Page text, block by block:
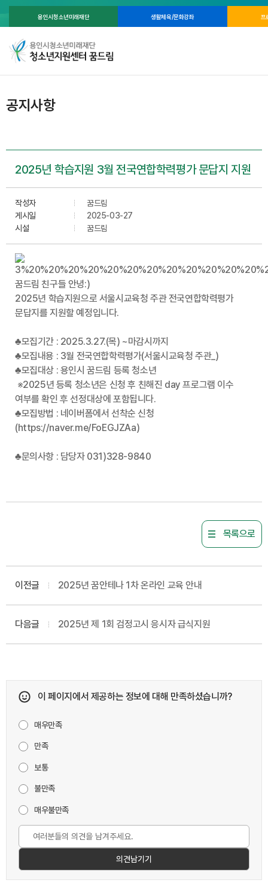
용인시청소년미래재단 생활체육/문화강좌 프
공지사항
2025년 학습지원 3월 전국연합학력평가 문답지 지원
작성자
꿈드림
게시일
2025-03-27
시설
꿈드림
꿈드림 친구들 안녕:)
2025년 학습지원으로 서울시교육청 주관 전국연합학력평가
문답지를 지원할 예정입니다.
♣모집기간 : 2025.3.27.(목) ~마감시까지
♣모집내용 : 3월 전국연합학력평가(서울시교육청 주관_)
♣모집대상 : 용인시 꿈드림 등록 청소년
※2025년 등록 청소년은 신청 후 친해진 day 프로그램 이수
여부를 확인 후 선정대상에 포함됩니다.
♣모집방법 : 네이버폼에서 선착순 신청
(https://naver.me/FoEGJZAa)
♣문의사항 : 담당자 031)328-9840
목록으로
이전글 2025년 꿈안테나 1차 온라인 교육 안내
다음글 2025년 제 1회 검정고시 응시자 급식지원
이 페이지에서 제공하는 정보에 대해 만족하셨습니까?
매우만족
만족
보통
불만족
매우불만족